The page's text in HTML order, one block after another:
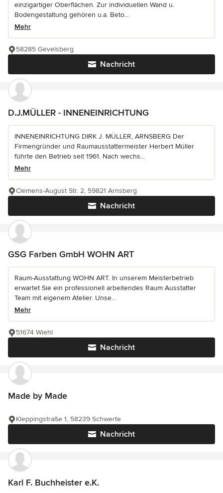
einzigartiger Oberflächen. Zur individuellen Wand u.
Bodengestaltung gehören u.a. Beto...
Mehr
Nachricht
58285 Gevelsberg
D.J.MÜLLER - INNENEINRICHTUNG
INNENEINRICHTUNG DIRK J. MÜLLER, ARNSBERG Der
Firmengründer und Raumausstattermeister Herbert Müller
führte den Betrieb seit 1961. Nach wechs...
Mehr
Nachricht
Clemens-August Str. 2, 59821 Arnsberg
GSG Farben GmbH WOHN ART
Raum-Ausstattung WOHN ART. In unserem Meisterbetrieb
erwartet Sie ein professionell arbeitendes Raum Ausstatter
Team mit eigenem Atelier. Unse...
Mehr
Nachricht
51674 Wiehl
Made by Made
Nachricht
Kleppingstraße 1, 58239 Schwerte
Karl F. Buchheister e.K.